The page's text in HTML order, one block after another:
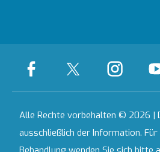
Alle Rechte vorbehalten © 2026 |
ausschließlich der Information. Für